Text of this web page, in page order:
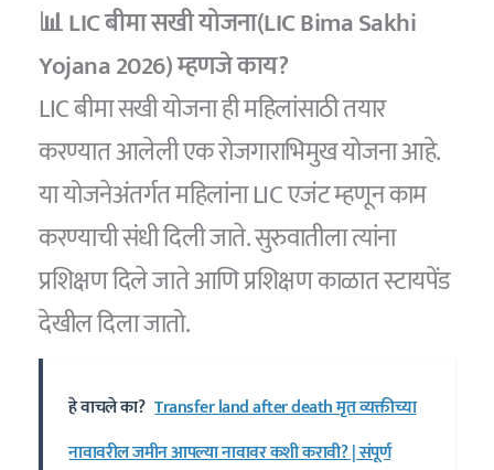
📊 LIC बीमा सखी योजना(LIC Bima Sakhi
Yojana 2026) म्हणजे काय?
LIC बीमा सखी योजना ही महिलांसाठी तयार
करण्यात आलेली एक रोजगाराभिमुख योजना आहे.
या योजनेअंतर्गत महिलांना LIC एजंट म्हणून काम
करण्याची संधी दिली जाते. सुरुवातीला त्यांना
प्रशिक्षण दिले जाते आणि प्रशिक्षण काळात स्टायपेंड
देखील दिला जातो.
हे वाचले का? Transfer land after death मृत व्यक्तीच्या
नावावरील जमीन आपल्या नावावर कशी करावी? | संपूर्ण